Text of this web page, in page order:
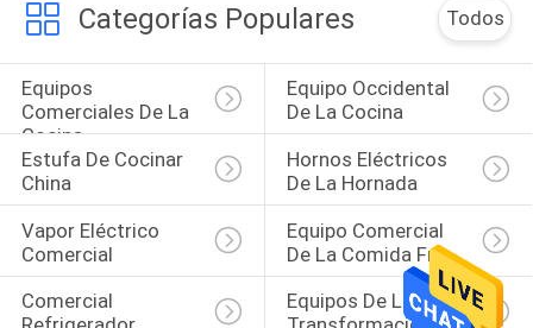
Categorías Populares Todos
Equipos
Comerciales De La
Cocina
Equipo Occidental
De La Cocina
Estufa De Cocinar
China
Hornos Eléctricos
De La Hornada
Vapor Eléctrico
Comercial
Equipo Comercial
De La Comida Fría
Comercial
Equipos De La